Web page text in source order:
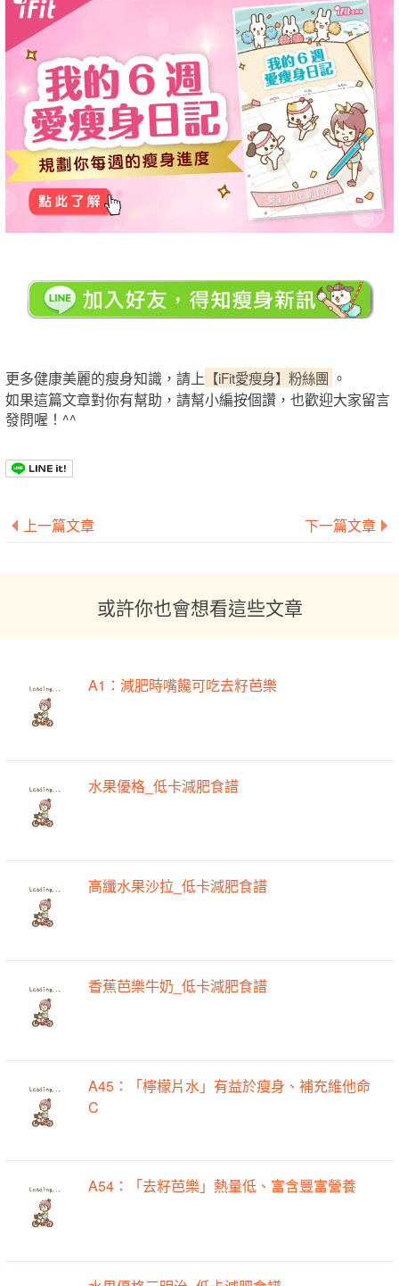
更多健康美麗的瘦身知識，請上 【iFit愛瘦身】粉絲團 。
如果這篇文章對你有幫助，請幫小編按個讚，也歡迎大家留言
發問喔！^^
上一篇文章 下一篇文章
或許你也會想看這些文章
A1：減肥時嘴饞可吃去籽芭樂
水果優格_低卡減肥食譜
高纖水果沙拉_低卡減肥食譜
香蕉芭樂牛奶_低卡減肥食譜
A45：「檸檬片水」有益於瘦身、補充維他命
C
A54：「去籽芭樂」熱量低、富含豐富營養